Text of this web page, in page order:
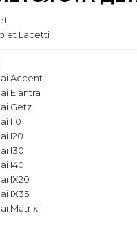
Lacetti
Accent
Elantra
Getz
I10
I20
I30
I40
IX20
IX35
Matrix